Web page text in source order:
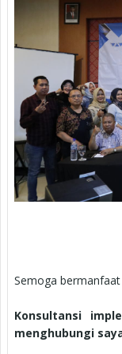
Semoga bermanfaat
Konsultansi
menghubungi